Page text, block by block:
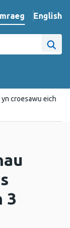
iaith y wefan
English
–
croesawu eich
3